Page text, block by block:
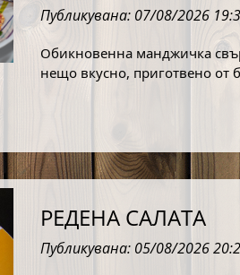
Публикувана: 07/08/2026
Обикновенна манджичка
нещо вкусно, приготвено от
РЕДЕНА САЛАТА
Публикувана: 05/08/2026